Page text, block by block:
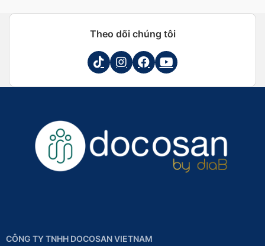
Theo dõi chúng tôi
CÔNG TY TNHH DOCOSAN VIETNAM